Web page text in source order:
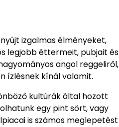
izgalmas élményeket,
legjobb éttermeit, pubjait és
angol reggeliről,
ízlésnek kínál valamit.
kultúrák által hozott
egy pint sört, vagy
is számos meglepetést